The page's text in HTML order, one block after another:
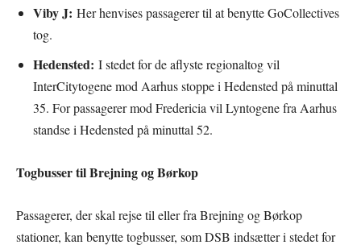
Viby J: Her henvises passagerer til at benytte GoCollectives
tog.
Hedensted: I stedet for de aflyste regionaltog vil
InterCitytogene mod Aarhus stoppe i Hedensted på minuttal
35. For passagerer mod Fredericia vil Lyntogene fra Aarhus
standse i Hedensted på minuttal 52.
Togbusser til Brejning og Børkop
Passagerer, der skal rejse til eller fra Brejning og Børkop
stationer, kan benytte togbusser, som DSB indsætter i stedet for